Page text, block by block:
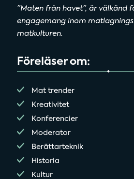
”Maten från havet”, är välkänd
engagemang inom
matkulturen.
Föreläser om:
Mat trender
Kreativitet
Konferencier
Moderator
Berättarteknik
Historia
Kultur